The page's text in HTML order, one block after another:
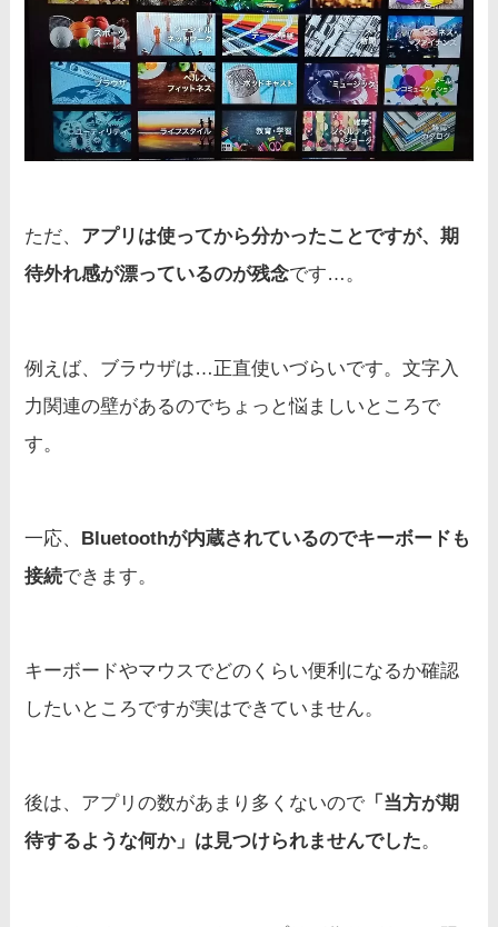
ただ、 アプリは使ってから分かったことですが、期
待外れ感が漂っているのが残念です…。
例えば、ブラウザは…正直使いづらいです。文字入
力関連の壁があるのでちょっと悩ましいところで
す。
一応、 Bluetoothが内蔵されているのでキーボードも
接続できます。
キーボードやマウスでどのくらい便利になるか確認
したいところですが実はできていません。
後は、アプリの数があまり多くないので 「当方が期
待するような何か」は見つけられませんでした。